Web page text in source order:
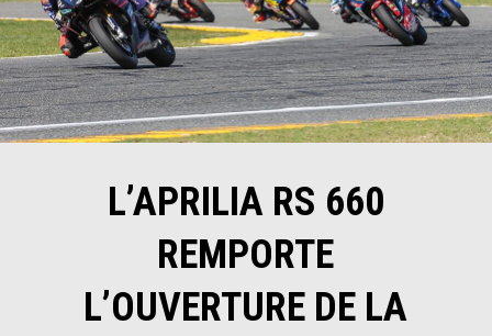
L’APRILIA RS 660
REMPORTE
L’OUVERTURE DE LA